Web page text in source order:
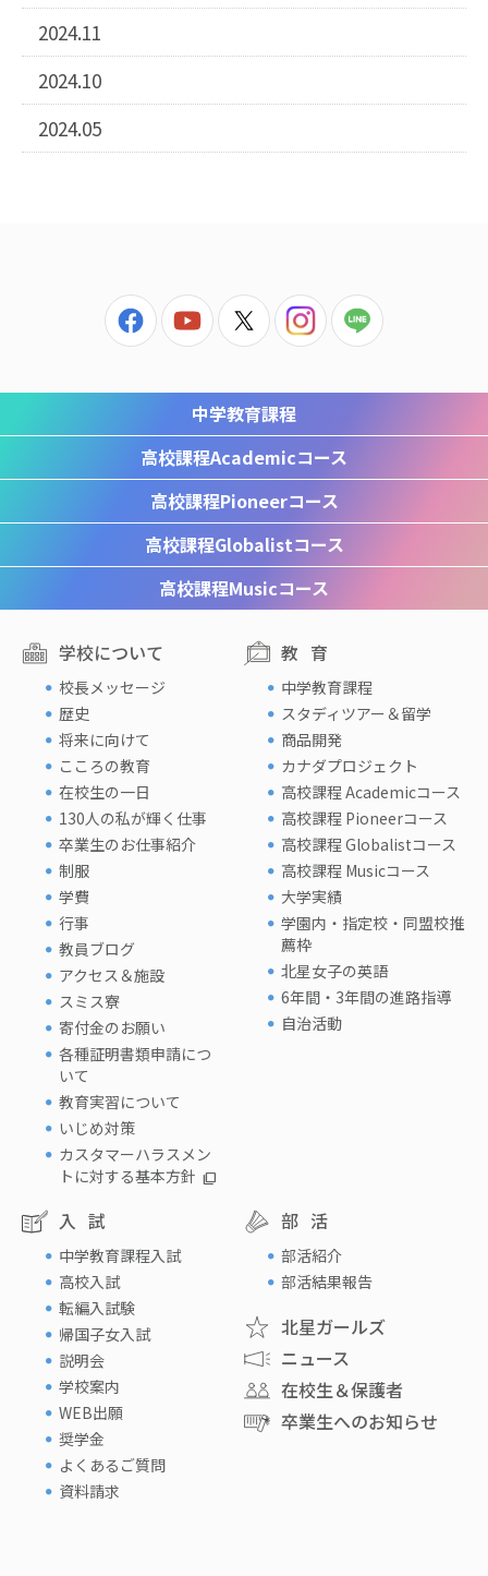
2024.11
2024.10
2024.05
中学教育課程
高校課程Academicコース
高校課程Pioneerコース
高校課程Globalistコース
高校課程Musicコース
学校について
校長メッセージ
歴史
将来に向けて
こころの教育
在校生の一日
130人の私が輝く仕事
卒業生のお仕事紹介
制服
学費
行事
教員ブログ
アクセス＆施設
スミス寮
寄付金のお願い
各種証明書類申請につ
いて
教育実習について
いじめ対策
カスタマーハラスメン
トに対する基本方針
教育
中学教育課程
スタディツアー＆留学
商品開発
カナダプロジェクト
高校課程 Academicコース
高校課程 Pioneerコース
高校課程 Globalistコース
高校課程 Musicコース
大学実績
学園内・指定校・同盟校推
薦枠
北星女子の英語
6年間・3年間の進路指導
自治活動
入試
中学教育課程入試
高校入試
転編入試験
帰国子女入試
説明会
学校案内
WEB出願
奨学金
よくあるご質問
資料請求
部活
部活紹介
部活結果報告
北星ガールズ
ニュース
在校生＆保護者
卒業生へのお知らせ